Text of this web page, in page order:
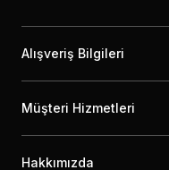
Alışveriş Bilgileri
Müşteri Hizmetleri
Hakkımızda